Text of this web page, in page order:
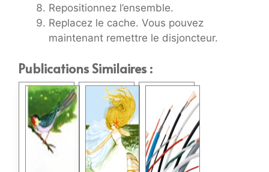
Repositionnez l’ensemble.
Replacez le cache. Vous pouvez
maintenant remettre le disjoncteur.
Publications Similaires :